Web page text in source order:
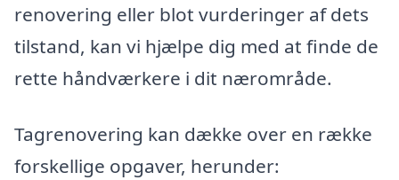
renovering eller blot vurderinger af dets
tilstand, kan vi hjælpe dig med at finde de
rette håndværkere i dit nærområde.
Tagrenovering kan dække over en række
forskellige opgaver, herunder: